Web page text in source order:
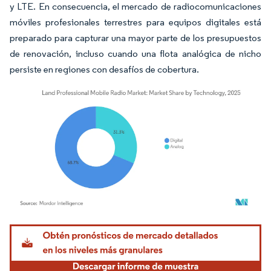
y LTE. En consecuencia, el mercado de radiocomunicaciones
móviles profesionales terrestres para equipos digitales está
preparado para capturar una mayor parte de los presupuestos
de renovación, incluso cuando una flota analógica de nicho
persiste en regiones con desafíos de cobertura.
Imagen © Mordor Intelligence. El uso requiere atribución según CC BY 4.0.